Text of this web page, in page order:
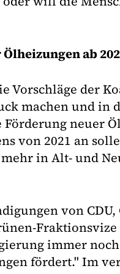
ab
Vorschläge der
machen und in
neuer
von 2021 an
in Alt- und
von CDU,
immer
fördert." Im